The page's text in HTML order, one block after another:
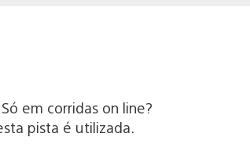
em corridas on line?
pista é utilizada.